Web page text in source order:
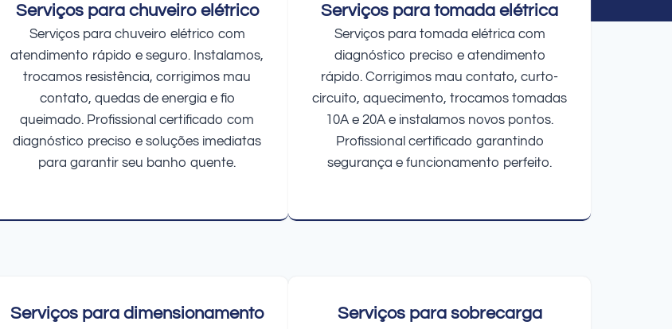
Serviços para chuveiro elétrico
Serviços para chuveiro elétrico com
atendimento rápido e seguro. Instalamos,
trocamos resistência, corrigimos mau
contato, quedas de energia e fio
queimado. Profissional certificado com
diagnóstico preciso e soluções imediatas
para garantir seu banho quente.
Serviços para tomada elétrica
Serviços para tomada elétrica com
diagnóstico preciso e atendimento
rápido. Corrigimos mau contato, curto-
circuito, aquecimento, trocamos tomadas
10A e 20A e instalamos novos pontos.
Profissional certificado garantindo
segurança e funcionamento perfeito.
Serviços para dimensionamento
Serviços para sobrecarga